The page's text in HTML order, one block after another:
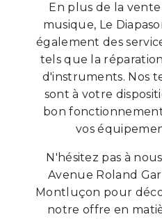
En plus de la
musique, Le
également des
tels que la
d'instruments. Nos
sont à votre
bon
vos
N'hésitez pas à
Avenue Roland
Montluçon pour
notre offre en